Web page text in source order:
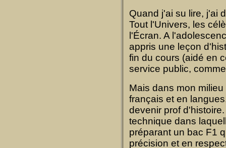
Quand j'ai su lire, j'ai
Tout l'Univers, les
l'Écran. A
appris une leçon
fin du cours (aidé en
service public,
Mais dans mon
français et en
devenir prof
technique dans
préparant un bac F1
précision et en